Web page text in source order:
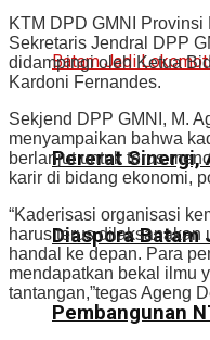
Pererat Sinergi,
Diaspora
Pembangunan
KTM DPD GMNI
Sekretaris Jendral DPP
didampingi oleh Ketua
Kardoni Fernandes.
Sekjend DPP GMNI, M.
menyampaikan bahwa
berlanjut untuk terus
karir di bidang ekonomi,
“Kaderisasi organisasi
harus terus dilaksanakan
handal ke depan. Para
mendapatkan bekal ilmu
tantangan,”tegas Ageng